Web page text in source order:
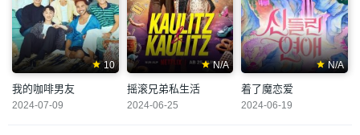
10
我的咖啡男友
2024-07-09
N/A
摇滚兄弟私生活
2024-06-25
N/A
着了魔恋爱
2024-06-19